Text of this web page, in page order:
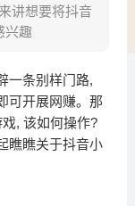
讲想要将抖音
兴趣
一条别样门路,
可开展网赚。那
, 该如何操作?
瞧瞧关于抖音小